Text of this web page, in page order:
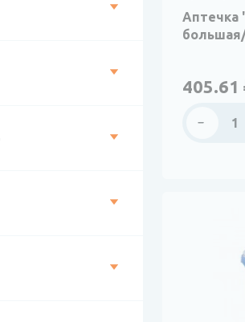
Аптечка
405.61